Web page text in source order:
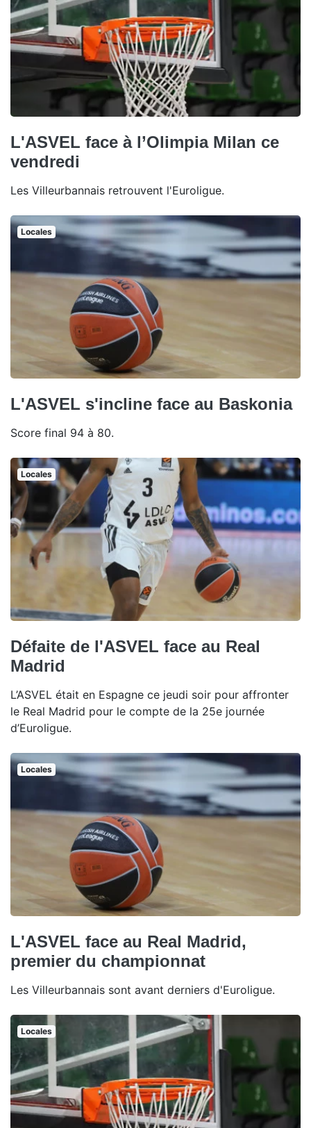
L'ASVEL face à l’Olimpia Milan ce
vendredi
Les Villeurbannais retrouvent l'Euroligue.
Locales
L'ASVEL s'incline face au Baskonia
Score final 94 à 80.
Locales
Défaite de l'ASVEL face au Real
Madrid
L’ASVEL était en Espagne ce jeudi soir pour affronter
le Real Madrid pour le compte de la 25e journée
d’Euroligue.
Locales
L'ASVEL face au Real Madrid,
premier du championnat
Les Villeurbannais sont avant derniers d'Euroligue.
Locales